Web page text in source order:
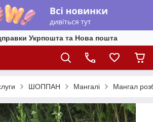
Укрпошта та Нова пошта
ШОППАН Мангалі Мангал